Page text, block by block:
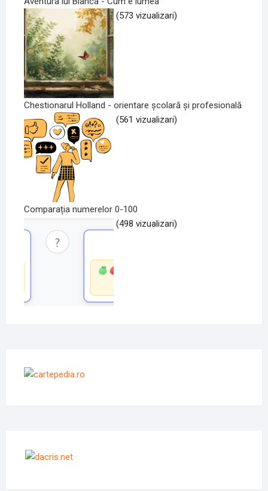
(573 vizualizari)
Chestionarul Holland - orientare școlară și profesională
(561 vizualizari)
Comparația numerelor 0-100
(498 vizualizari)